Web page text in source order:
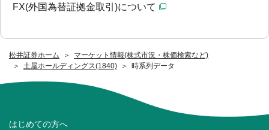
松井証券ホーム
マーケット情報(株式市況・株価検索など)
土屋ホールディングス(1840)
時系列データ
FX(外国為替証拠金取引)について
はじめての方へ